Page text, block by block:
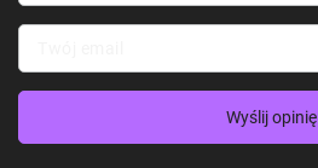
Wyślij opinię